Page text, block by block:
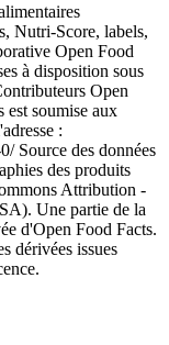
Nutri-Score, labels,
Open Food
à disposition sous
Open
est soumise aux
:
Source des données
des produits
Attribution -
Une partie de la
d'Open Food Facts.
dérivées issues